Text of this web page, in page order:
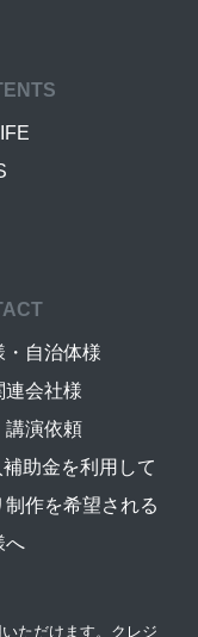
・自治体様
連会社様
講演依頼
補助金を利用して
制作を希望される
へ
ただけます。クレジ